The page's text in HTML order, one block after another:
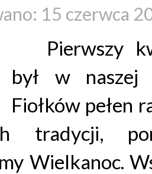
15 czerwca
Pierwszy
był w naszej
Fiołków pełen
tradycji,
Wielkanoc.